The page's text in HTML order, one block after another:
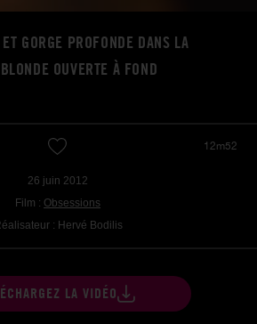
GORGE PROFONDE DANS LA
OUVERTE À FOND
12m52
26 juin 2012
Film : Obsessions
: Hervé Bodilis
LA VIDÉO